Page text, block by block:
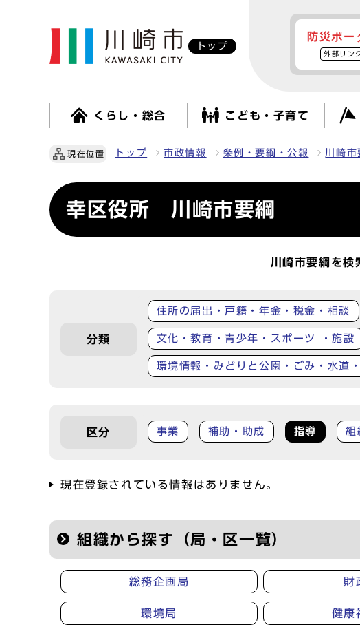
トップ
防災ポー
外部リン
くらし・総合 こども・子育て
現在位置 トップ 市政情報 条例・要綱・公報 川崎市
幸区役所 川崎市要綱
川崎市要綱を検
分類
住所の届出・戸籍・年金・税金・相談
文化・教育・青少年・スポーツ ・施設
環境情報・みどりと公園・ごみ・水道
区分 事業 補助・助成 指導 組
現在登録されている情報はありません。
組織から探す（局・区一覧）
総務企画局 財
環境局 健康